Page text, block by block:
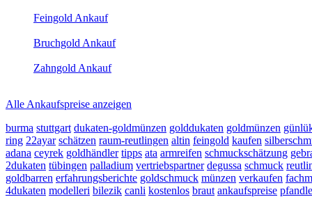
Feingold Ankauf
Bruchgold Ankauf
Zahngold Ankauf
Alle Ankaufspreise anzeigen
burma stuttgart dukaten-goldmünzen golddukaten goldmünzen
ring 22ayar schätzen raum-reutlingen altin feingold kaufen
adana ceyrek goldhändler tipps ata armreifen schmuckschätzung
2dukaten tübingen palladium vertriebspartner degussa schmuck
goldbarren erfahrungsberichte goldschmuck münzen verkaufen
4dukaten modelleri bilezik canli kostenlos braut ankaufspreise